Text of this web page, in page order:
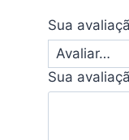
Sua
Sua